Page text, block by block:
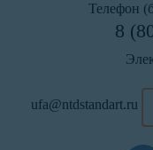
Телефон
8
ufa@ntdstandart.ru